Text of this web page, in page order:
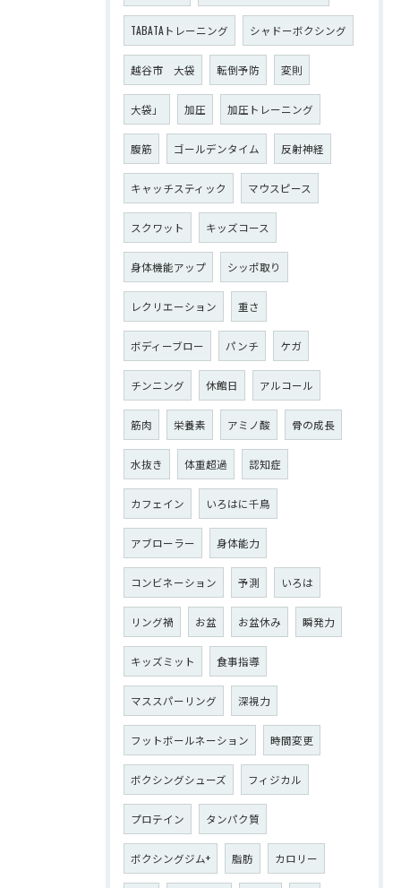
TABATAトレーニング シャドーボクシング
越谷市 大袋 転倒予防 変則
大袋」 加圧 加圧トレーニング
腹筋 ゴールデンタイム 反射神経
キャッチスティック マウスピース
スクワット キッズコース
身体機能アップ シッポ取り
レクリエーション 重さ
ボディーブロー パンチ ケガ
チンニング 休館日 アルコール
筋肉 栄養素 アミノ酸 骨の成長
水抜き 体重超過 認知症
カフェイン いろはに千鳥
アブローラー 身体能力
コンビネーション 予測 いろは
リング禍 お盆 お盆休み 瞬発力
キッズミット 食事指導
マススパーリング 深視力
フットボールネーション 時間変更
ボクシングシューズ フィジカル
プロテイン タンパク質
ボクシングジム+ 脂肪 カロリー